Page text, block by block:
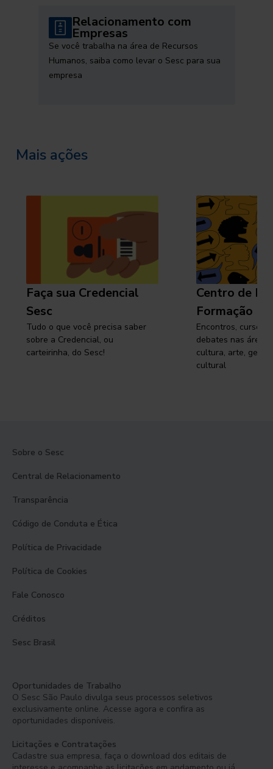
Relacionamento com
Empresas
Se você trabalha na área de Recursos
Humanos, saiba como levar o Sesc para sua
empresa
Mais ações
Faça sua Credencial
Sesc
Tudo o que você precisa saber
sobre a Credencial, ou
carteirinha, do Sesc!
Centro de
Formação
Encontros, cursos,
debates nas áreas
cultura, arte,
cultural
Sobre o Sesc
Central de Relacionamento
Transparência
Código de Conduta e Ética
Política de Privacidade
Política de Cookies
Fale Conosco
Créditos
Sesc Brasil
Oportunidades de Trabalho
O Sesc São Paulo divulga seus processos seletivos
exclusivamente online. Acesse agora e confira as
oportunidades disponíveis.
Licitações e Contratações
Cadastre sua empresa, faça o download dos editais de